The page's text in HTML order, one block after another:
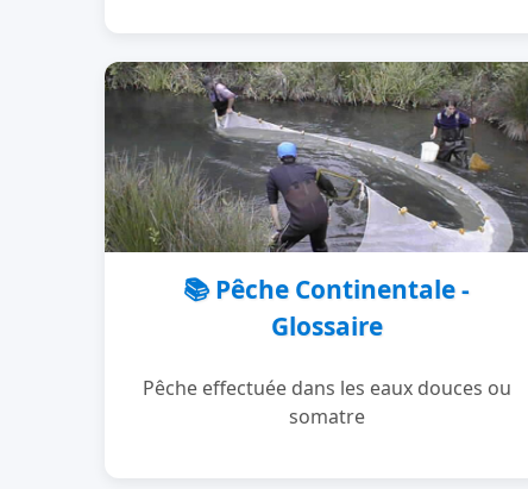
📚 Pêche Continentale -
Glossaire
Pêche effectuée dans les eaux douces ou
somatre